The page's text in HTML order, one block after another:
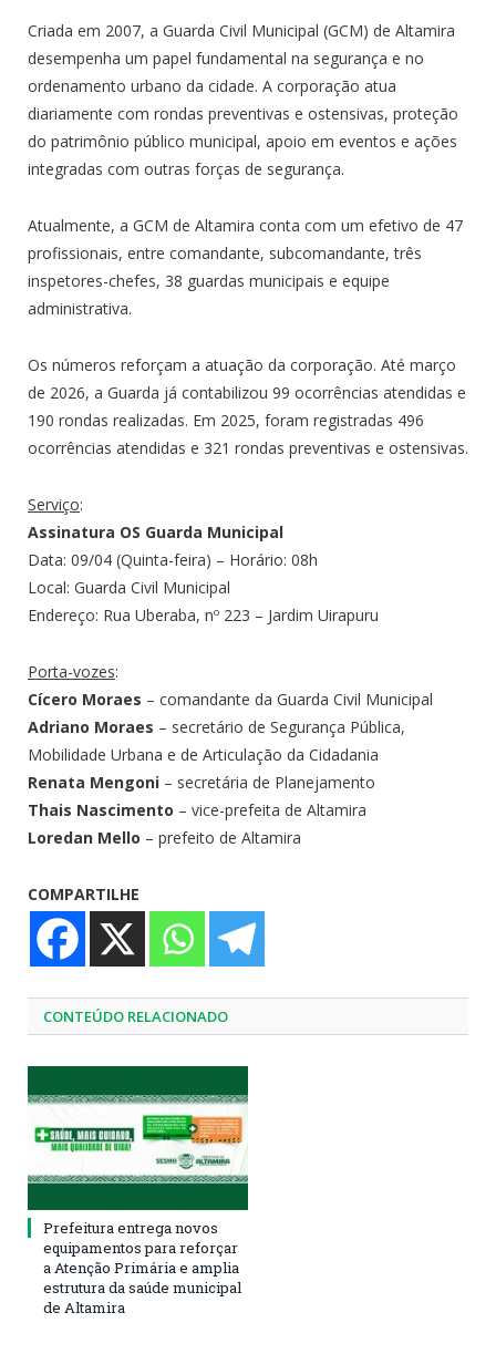
Criada em 2007, a Guarda Civil Municipal (GCM) de Altamira
desempenha um papel fundamental na segurança e no
ordenamento urbano da cidade. A corporação atua
diariamente com rondas preventivas e ostensivas, proteção
do patrimônio público municipal, apoio em eventos e ações
integradas com outras forças de segurança.
Atualmente, a GCM de Altamira conta com um efetivo de 47
profissionais, entre comandante, subcomandante, três
inspetores-chefes, 38 guardas municipais e equipe
administrativa.
Os números reforçam a atuação da corporação. Até março
de 2026, a Guarda já contabilizou 99 ocorrências atendidas e
190 rondas realizadas. Em 2025, foram registradas 496
ocorrências atendidas e 321 rondas preventivas e ostensivas.
Serviço:
Assinatura OS Guarda Municipal
Data: 09/04 (Quinta-feira) – Horário: 08h
Local: Guarda Civil Municipal
Endereço: Rua Uberaba, nº 223 – Jardim Uirapuru
Porta-vozes:
Cícero Moraes – comandante da Guarda Civil Municipal
Adriano Moraes – secretário de Segurança Pública,
Mobilidade Urbana e de Articulação da Cidadania
Renata Mengoni – secretária de Planejamento
Thais Nascimento – vice-prefeita de Altamira
Loredan Mello – prefeito de Altamira
COMPARTILHE
CONTEÚDO RELACIONADO
Prefeitura entrega novos
equipamentos para reforçar
a Atenção Primária e amplia
estrutura da saúde municipal
de Altamira